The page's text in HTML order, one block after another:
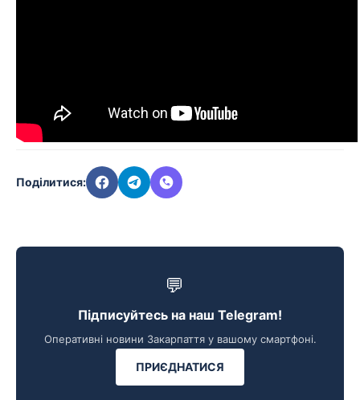
Поділитися:
💬
Підписуйтесь на наш Telegram!
Оперативні новини Закарпаття у вашому смартфоні.
ПРИЄДНАТИСЯ